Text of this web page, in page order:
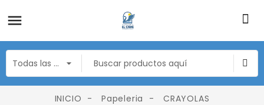
INICIO Papeleria CRAYOLAS